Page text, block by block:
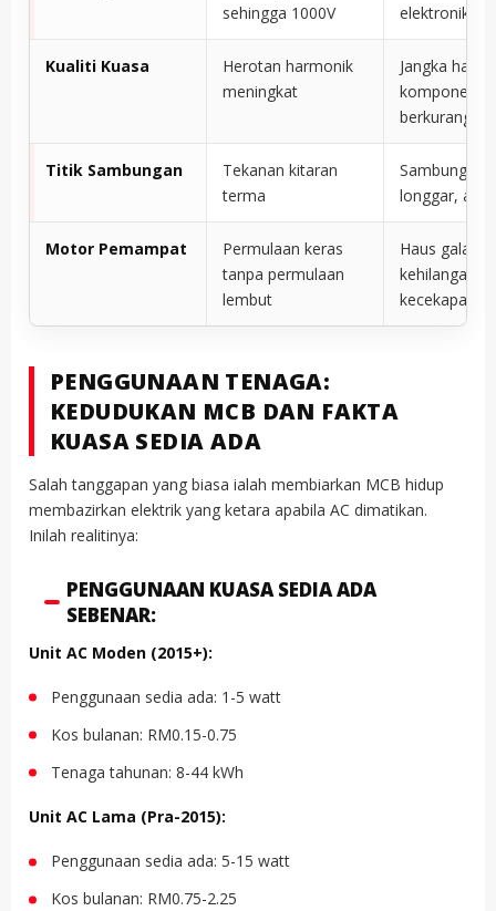
sehingga 1000V
elektronik
Kualiti Kuasa
Herotan harmonik
meningkat
Jangka hayat
komponen
berkurangan
Titik Sambungan
Tekanan kitaran
terma
Sambungan
longgar, arka
Motor Pemampat
Permulaan keras
tanpa permulaan
lembut
Haus galas,
kehilangan
kecekapan
PENGGUNAAN TENAGA:
KEDUDUKAN MCB DAN FAKTA
KUASA SEDIA ADA
Salah tanggapan yang biasa ialah membiarkan MCB hidup
membazirkan elektrik yang ketara apabila AC dimatikan.
Inilah realitinya:
PENGGUNAAN KUASA SEDIA ADA
SEBENAR:
Unit AC Moden (2015+):
Penggunaan sedia ada: 1-5 watt
Kos bulanan: RM0.15-0.75
Tenaga tahunan: 8-44 kWh
Unit AC Lama (Pra-2015):
Penggunaan sedia ada: 5-15 watt
Kos bulanan: RM0.75-2.25